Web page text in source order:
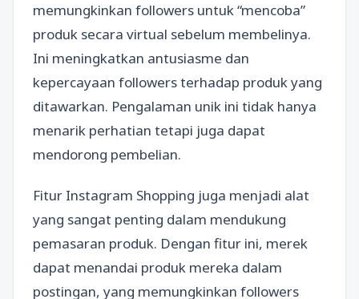
memungkinkan followers untuk “mencoba”
produk secara virtual sebelum membelinya.
Ini meningkatkan antusiasme dan
kepercayaan followers terhadap produk yang
ditawarkan. Pengalaman unik ini tidak hanya
menarik perhatian tetapi juga dapat
mendorong pembelian.
Fitur Instagram Shopping juga menjadi alat
yang sangat penting dalam mendukung
pemasaran produk. Dengan fitur ini, merek
dapat menandai produk mereka dalam
postingan, yang memungkinkan followers